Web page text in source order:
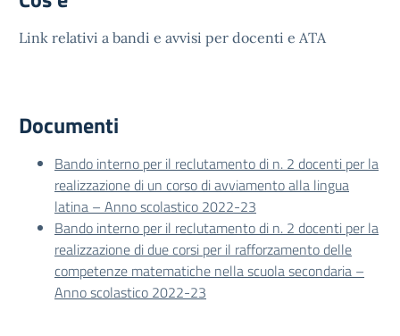
Link relativi a bandi e avvisi per docenti e ATA
Documenti
Bando interno per il reclutamento di n. 2 docenti per la
realizzazione di un corso di avviamento alla lingua
latina – Anno scolastico 2022-23
Bando interno per il reclutamento di n. 2 docenti per la
realizzazione di due corsi per il rafforzamento delle
competenze matematiche nella scuola secondaria –
Anno scolastico 2022-23